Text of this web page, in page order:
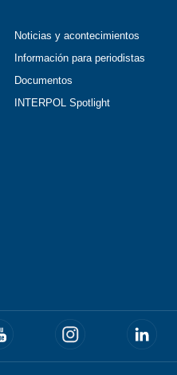
Noticias y acontecimientos
Información para periodistas
Documentos
INTERPOL Spotlight